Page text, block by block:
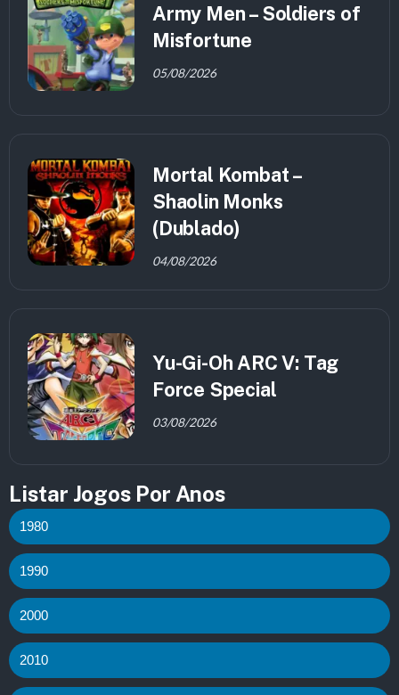
Army Men – Soldiers of
Misfortune
05/08/2026
Mortal Kombat –
Shaolin Monks
(Dublado)
04/08/2026
Yu-Gi-Oh ARC V: Tag
Force Special
03/08/2026
Listar Jogos Por Anos
1980
1990
2000
2010